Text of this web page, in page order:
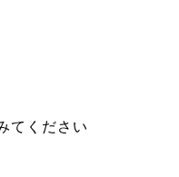
てください